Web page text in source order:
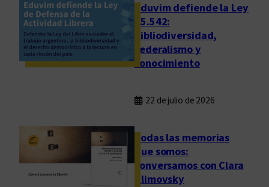
Eduvim defiende la Ley
25.542:
bibliodiversidad,
federalismo y
conocimiento
22 de julio de 2026
Todas las memorias
que somos:
conversamos con Clara
Klimovsky